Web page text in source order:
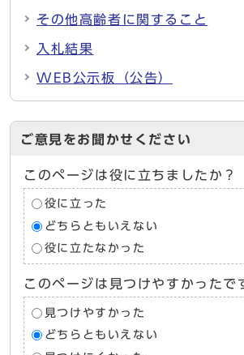
その他高齢者に関すること
入札結果
WEB公示板（公告）
ご意見をお聞かせください
このページは役に立ちましたか？
役に立った
どちらともいえない
役に立たなかった
このページは見つけやすかったで
見つけやすかった
どちらともいえない